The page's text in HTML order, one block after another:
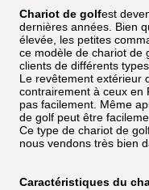
Chariot de golfest
dernières années. Bien
élevée, les petites
ce modèle de chariot de
clients de différents types.
Le revêtement extérieur
contrairement à ceux en
pas facilement. Même
de golf peut être
Ce type de chariot de
nous vendons très bien
Caractéristiques du